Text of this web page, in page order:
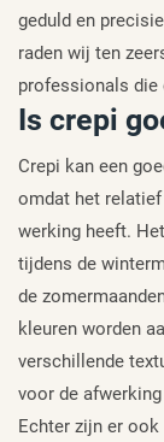
geduld en
raden wij ten
professionals die
Is crepi
Crepi kan een
omdat het
werking heeft.
tijdens de
de
kleuren worden
verschillende
voor de
Echter zijn er